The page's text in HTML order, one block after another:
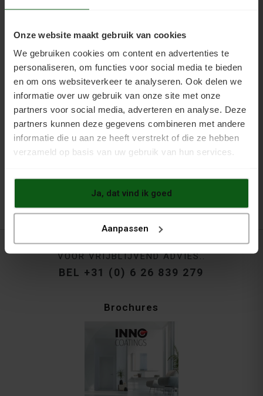
Onze website maakt gebruik van cookies
We gebruiken cookies om content en advertenties te
personaliseren, om functies voor social media te bieden
en om ons websiteverkeer te analyseren. Ook delen we
informatie over uw gebruik van onze site met onze
partners voor social media, adverteren en analyse. Deze
partners kunnen deze gegevens combineren met andere
informatie die u aan ze heeft verstrekt of die ze hebben
verzameld op basis van uw gebruik van hun services.
Ja, dat vind ik goed
Aanpassen
Kenmerken
Gerelateerde producten
Vulprimer 2K Pro
VOOR VRIJBLIJVEND ADVIES..
BEL +31 (0) 6 26 839 279
Brochures